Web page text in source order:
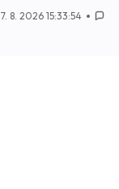
7. 8. 2026 15:33:54